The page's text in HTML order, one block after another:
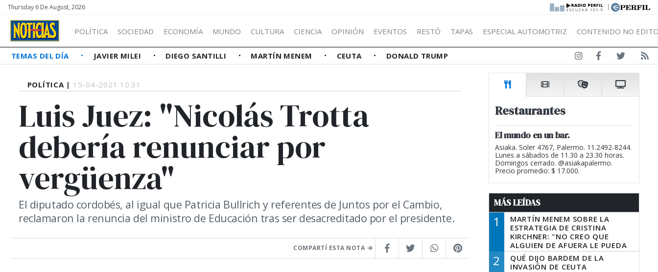
Thursday 6 De August, 2026 |
POLÍTICA SOCIEDAD ECONOMÍA MUNDO CULTURA CIENCIA OPINIÓN EVENTOS RESTÓ TAPAS ESPECIAL AUTOMOTRIZ CONTENIDO NO
TEMAS DEL DÍA JAVIER MILEI DIEGO SANTILLI MARTÍN MENEM CEUTA DONALD TRUMP
POLÍTICA | 15-04-2021 10:31
Luis Juez: "Nicolás Trotta
debería renunciar por
vergüenza"
El diputado cordobés, al igual que Patricia Bullrich y referentes de Juntos por el Cambio,
reclamaron la renuncia del ministro de Educación tras ser desacreditado por el presidente.
COMPARTÍ ESTA NOTA
Restaurantes
El mundo en un bar.
Asiaka. Soler 4767, Palermo. 11.2492-8244.
Lunes a sábados de 11.30 a 23.30 horas.
Domingos cerrado. @asiakapalermo.
Precio promedio: $ 17.000.
MÁS LEÍDAS
1
MARTÍN MENEM SOBRE LA
ESTRATEGIA DE CRISTINA
KIRCHNER: "NO CREO QUE
ALGUIEN DE AFUERA LE PUEDA
DECIR A LA JUSTICIA LO QUE
TIENE QUE HACER"
2
QUÉ DIJO BARDEM DE LA
INVASIÓN DE CEUTA